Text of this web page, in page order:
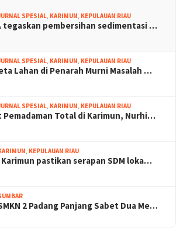
SPESIAL, KARIMUN, KEPULAUAN RIAU
tegaskan pembersihan sedimentasi …
SPESIAL, KARIMUN, KEPULAUAN RIAU
Lahan di Penarah Murni Masalah …
SPESIAL, KARIMUN, KEPULAUAN RIAU
Total di Karimun, Nurhi…
, KEPULAUAN RIAU
pastikan serapan SDM loka…
2 Padang Panjang Sabet Dua Me…